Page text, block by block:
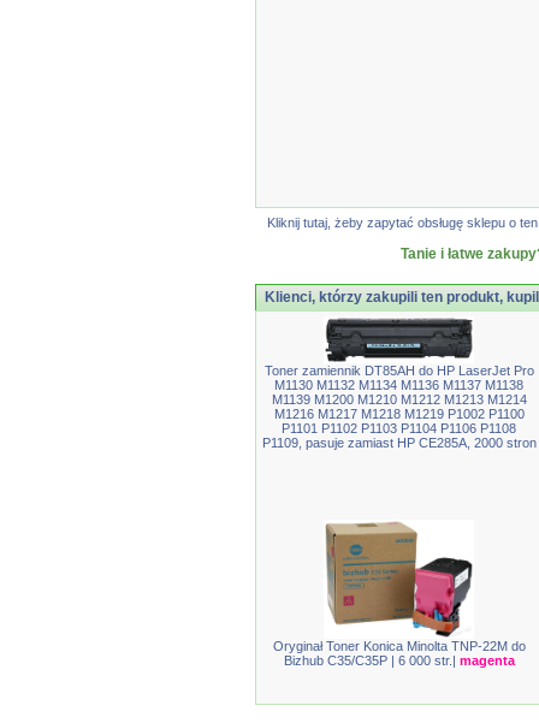
Kliknij tutaj, żeby zapytać obsługę sklepu o
Tanie i łatwe
Klienci, którzy zakupili ten produkt,
Toner zamiennik DT85AH do HP LaserJet Pro
M1130 M1132 M1134 M1136 M1137 M1138
M1139 M1200 M1210 M1212 M1213 M1214
M1216 M1217 M1218 M1219 P1002 P1100
P1101 P1102 P1103 P1104 P1106 P1108
P1109, pasuje zamiast HP CE285A, 2000 stron
Oryginał Toner Konica Minolta TNP-22M do
Bizhub C35/C35P | 6 000 str.| magenta